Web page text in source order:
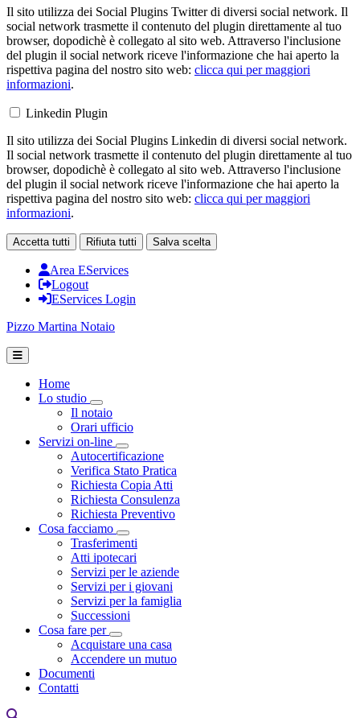
Il sito utilizza dei Social Plugins Twitter di diversi social network. Il
social network trasmette il contenuto del plugin direttamente al tuo
browser, dopodichè è collegato al sito web. Attraverso l'inclusione
del plugin il social network riceve l'informazione che hai aperto la
rispettiva pagina del nostro sito web: clicca qui per maggiori
informazioni.
Linkedin Plugin
Il sito utilizza dei Social Plugins Linkedin di diversi social network.
Il social network trasmette il contenuto del plugin direttamente al tuo
browser, dopodichè è collegato al sito web. Attraverso l'inclusione
del plugin il social network riceve l'informazione che hai aperto la
rispettiva pagina del nostro sito web: clicca qui per maggiori
informazioni.
Accetta tutti Rifiuta tutti Salva scelta
Area EServices
Logout
EServices Login
Pizzo Martina Notaio
Home
Lo studio
Toggle Dropdown
Il notaio
Orari ufficio
Servizi on-line
Toggle Dropdown
Autocertificazione
Verifica Stato Pratica
Richiesta Copia Atti
Richiesta Consulenza
Richiesta Preventivo
Cosa facciamo
Toggle Dropdown
Trasferimenti
Atti ipotecari
Servizi per le aziende
Servizi per i giovani
Servizi per la famiglia
Successioni
Cosa fare per
Toggle Dropdown
Acquistare una casa
Accendere un mutuo
Documenti
Contatti